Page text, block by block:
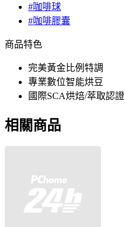
#咖啡球
#咖啡膠囊
商品特色
完美黃金比例特調
專業數位智能烘豆
國際SCA烘焙/萃取認證
相關商品